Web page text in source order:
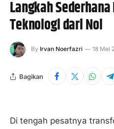
Langkah
Teknologi dari Nol
By Irvan Noerfazri 18 Mei
Bagikan
Di tengah pesatnya